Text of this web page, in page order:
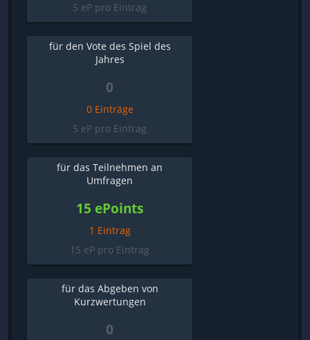
5 eP pro Eintrag
für den Vote des Spiel des
Jahres
0
0 Einträge
5 eP pro Eintrag
für das Teilnehmen an
Umfragen
15 ePoints
1 Eintrag
15 eP pro Eintrag
für das Abgeben von
Kurzwertungen
0